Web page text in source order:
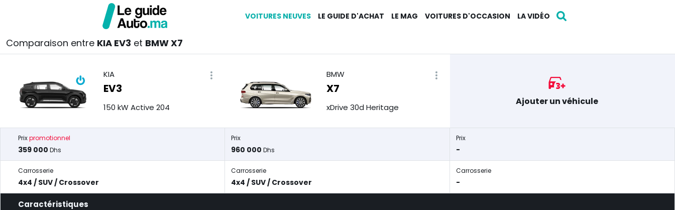
VOITURES NEUVES LE GUIDE D'ACHAT LE MAG VOITURES D'OCCASION LA VIDÉO
Comparaison entre KIA EV3 et BMW X7
KIA
EV3
150 kW Active 204
BMW
X7
xDrive 30d Heritage
Ajouter un véhicule
Prixpromotionnel
359 000 Dhs
Prix
960 000 Dhs
Prix
-
Carrosserie
4x4 / SUV / Crossover
Carrosserie
4x4 / SUV / Crossover
Carrosserie
-
Caractéristiques